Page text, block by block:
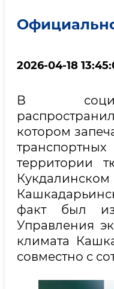
2026-04-18
В
котором
территории
факт был
Управления
климата
совместно с